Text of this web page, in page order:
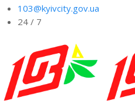
103@kyivcity.gov.ua
24 / 7